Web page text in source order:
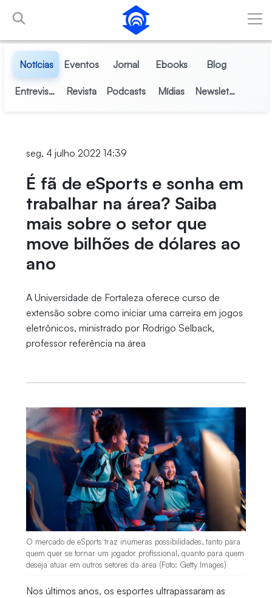
Pular para o Conteúdo principal
Notícias Eventos Jornal Ebooks Blog
Entrevistas Revista Podcasts Mídias Newsletter
seg, 4 julho 2022 14:39
É fã de eSports e sonha em
trabalhar na área? Saiba
mais sobre o setor que
move bilhões de dólares ao
ano
A Universidade de Fortaleza oferece curso de
extensão sobre como iniciar uma carreira em jogos
eletrônicos, ministrado por Rodrigo Selback,
professor referência na área
O mercado de eSports traz inúmeras possibilidades, tanto para
quem quer se tornar um jogador profissional, quanto para quem
deseja atuar em outros setores da área (Foto: Getty Images)
Nos últimos anos, os esportes ultrapassaram as